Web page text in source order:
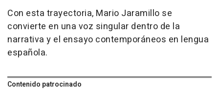
Con esta trayectoria, Mario Jaramillo se
convierte en una voz singular dentro de la
narrativa y el ensayo contemporáneos en lengua
española.
Contenido patrocinado